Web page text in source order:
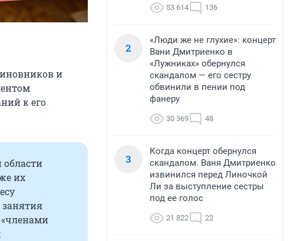
и
к его
их
занятия
53 614 136
2
«Люди же не глухие»: концерт
Вани Дмитриенко в
«Лужниках» обернулся
скандалом — его сестру
обвинили в пении под
фанеру
30 369 48
3
Когда концерт обернулся
скандалом. Ваня Дмитриенко
извинился перед Линочкой
Ли за выступление сестры
под ее голос
21 822 22